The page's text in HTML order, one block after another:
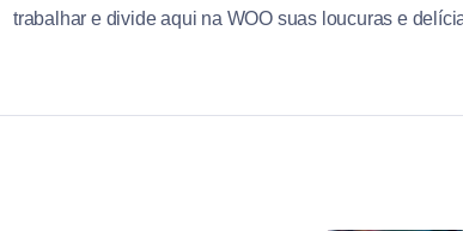
trabalhar e divide aqui na WOO suas loucuras e